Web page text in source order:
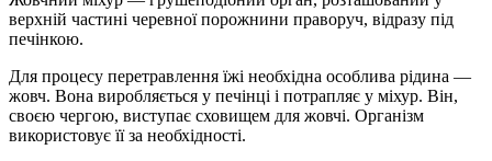
верхній частині черевної порожнини праворуч, відразу під
печінкою.
Для процесу перетравлення їжі необхідна особлива рідина —
жовч. Вона виробляється у печінці і потрапляє у міхур. Він,
своєю чергою, виступає сховищем для жовчі. Організм
використовує її за необхідності.